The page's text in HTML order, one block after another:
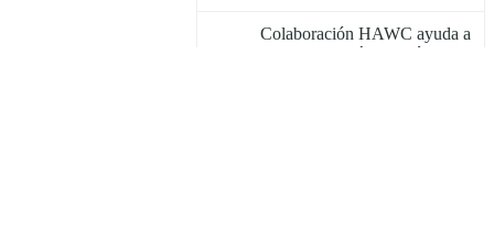
Colaboración HAWC ayuda a
descubrir la luz más energética del